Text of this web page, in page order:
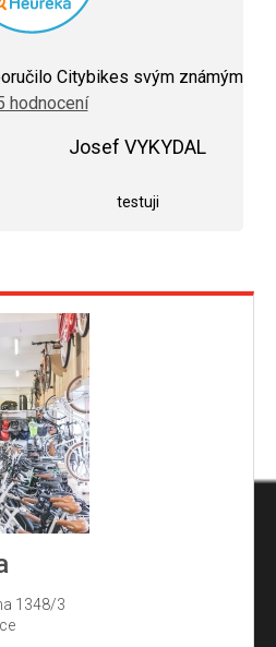
hodnocení
obchodu
je
Citybikes svým známým
hodnocení
Josef VYKYDAL
testuji
1348/3